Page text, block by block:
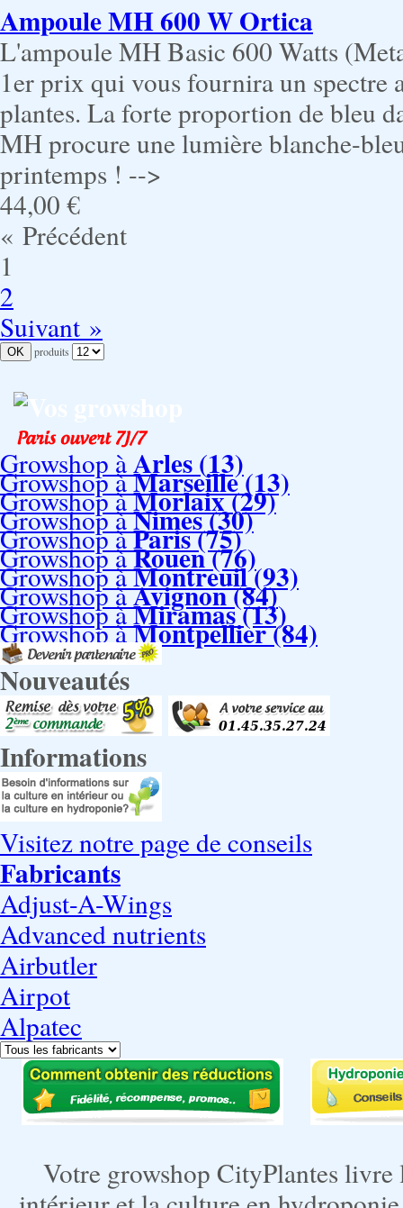
Ampoule MH 600 W Ortica
L'ampoule MH Basic 600 Watts
1er prix qui vous fournira un spectre
plantes. La forte proportion de bleu
MH procure une lumière blanche-
printemps ! -->
44,00 €
« Précédent
1
2
Suivant »
produits
Growshop àArles (13)
Growshop àMarseille (13)
Growshop àMorlaix (29)
Growshop àNimes (30)
Growshop àParis (75)
Growshop àRouen (76)
Growshop àMontreuil (93)
Growshop àAvignon (84)
Growshop àMiramas (13)
Growshop àMontpellier (84)
Nouveautés
Informations
Visitez notre page de conseils
Fabricants
Adjust-A-Wings
Advanced nutrients
Airbutler
Airpot
Alpatec
Votre growshop CityPlantes